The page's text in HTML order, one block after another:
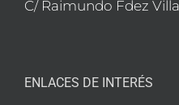
C/ Raimundo Fdez
ENLACES DE INTERÉS